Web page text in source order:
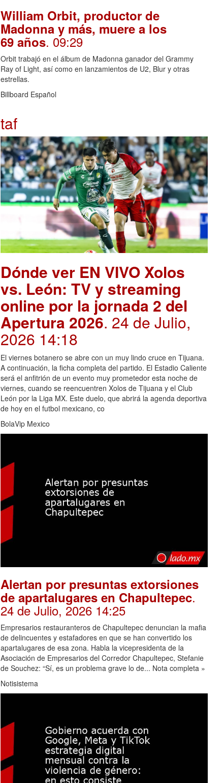
William Orbit, productor de
Madonna y más, muere a los
69 años. 09:29
Orbit trabajó en el álbum de Madonna ganador del Grammy
Ray of Light, así como en lanzamientos de U2, Blur y otras
estrellas.
Billboard Español
taf
Dónde ver EN VIVO Xolos
vs. León: TV y streaming
online por la jornada 2 del
Apertura 2026. 24 de Julio,
2026 14:18
El viernes botanero se abre con un muy lindo cruce en Tijuana.
A continuación, la ficha completa del partido. El Estadio Caliente
será el anfitrión de un evento muy prometedor esta noche de
viernes, cuando se reencuentren Xolos de Tijuana y el Club
León por la Liga MX. Este duelo, que abrirá la agenda deportiva
de hoy en el futbol mexicano, co
BolaVip Mexico
Alertan por presuntas extorsiones
de apartalugares en Chapultepec.
24 de Julio, 2026 14:25
Empresarios restauranteros de Chapultepec denuncian la mafia
de delincuentes y estafadores en que se han convertido los
apartalugares de esa zona. Habla la vicepresidenta de la
Asociación de Empresarios del Corredor Chapultepec, Stefanie
de Souchez: “Sí, es un problema grave lo de... Nota completa »
Notisistema